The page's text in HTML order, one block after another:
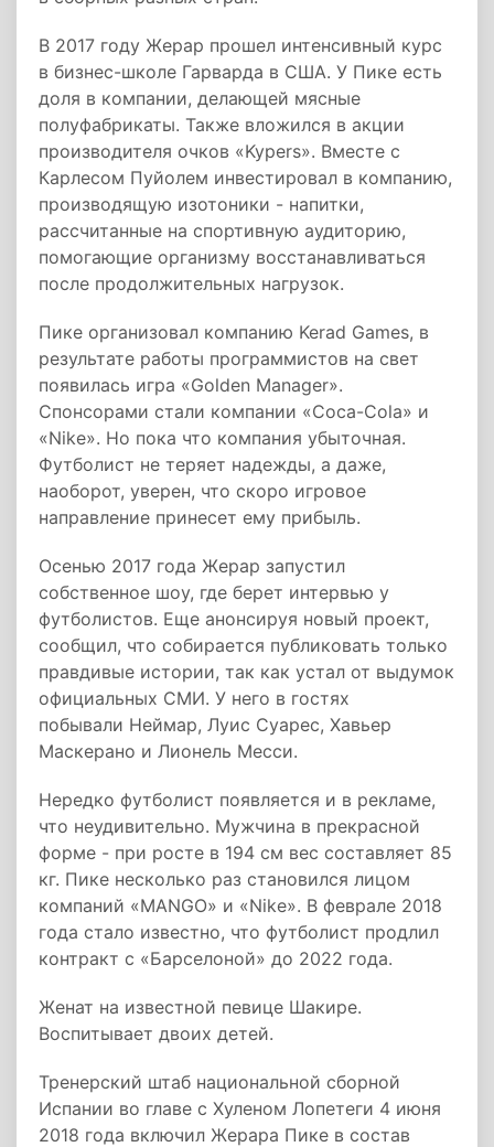
В 2017 году Жерар прошел интенсивный курс
в бизнес-школе Гарварда в США. У Пике есть
доля в компании, делающей мясные
полуфабрикаты. Также вложился в акции
производителя очков «Kypers». Вместе с
Карлесом Пуйолем инвестировал в компанию,
производящую изотоники - напитки,
рассчитанные на спортивную аудиторию,
помогающие организму восстанавливаться
после продолжительных нагрузок.
Пике организовал компанию Kerad Games, в
результате работы программистов на свет
появилась игра «Golden Manager».
Спонсорами стали компании «Coca-Cola» и
«Nike». Но пока что компания убыточная.
Футболист не теряет надежды, а даже,
наоборот, уверен, что скоро игровое
направление принесет ему прибыль.
Осенью 2017 года Жерар запустил
собственное шоу, где берет интервью у
футболистов. Еще анонсируя новый проект,
сообщил, что собирается публиковать только
правдивые истории, так как устал от выдумок
официальных СМИ. У него в гостях
побывали Неймар, Луис Суарес, Хавьер
Маскерано и Лионель Месси.
Нередко футболист появляется и в рекламе,
что неудивительно. Мужчина в прекрасной
форме - при росте в 194 см вес составляет 85
кг. Пике несколько раз становился лицом
компаний «MANGO» и «Nike». В феврале 2018
года стало известно, что футболист продлил
контракт с «Барселоной» до 2022 года.
Женат на известной певице Шакире.
Воспитывает двоих детей.
Тренерский штаб национальной сборной
Испании во главе с Хуленом Лопетеги 4 июня
2018 года включил Жерара Пике в состав